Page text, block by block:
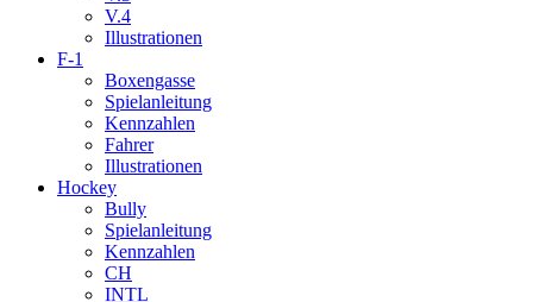
V.4
Illustrationen
F-1
Boxengasse
Spielanleitung
Kennzahlen
Fahrer
Illustrationen
Hockey
Bully
Spielanleitung
Kennzahlen
CH
INTL